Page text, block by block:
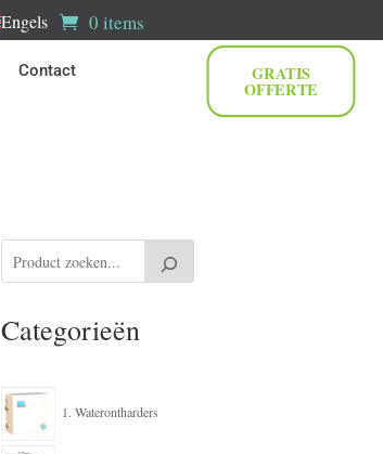
Engels 0 items
Contact GRATIS
OFFERTE
Categorieën
1. Waterontharders